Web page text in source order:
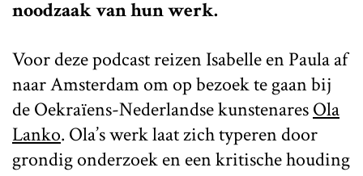
noodzaak van hun werk.
Voor deze podcast reizen Isabelle en Paula af
naar Amsterdam om op bezoek te gaan bij
de Oekraïens-Nederlandse kunstenaresOla
Lanko. Ola’s werk laat zich typeren door
grondig onderzoek en een kritische houding